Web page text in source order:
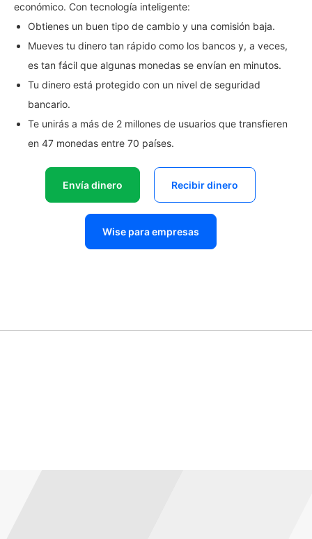
económico. Con tecnología inteligente:
Obtienes un buen tipo de cambio y una comisión baja.
Mueves tu dinero tan rápido como los bancos y, a veces,
es tan fácil que algunas monedas se envían en minutos.
Tu dinero está protegido con un nivel de seguridad
bancario.
Te unirás a más de 2 millones de usuarios que transfieren
en 47 monedas entre 70 países.
Envía dinero Recibir dinero
Wise para empresas